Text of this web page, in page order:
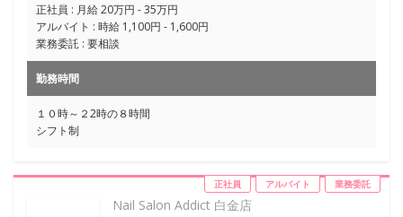
正社員 : 月給 20万円 - 35万円
アルバイト : 時給 1,100円 - 1,600円
業務委託 : 要相談
勤務時間
１０時～２2時の８時間
シフト制
正社員 アルバイト 業務委託
Nail Salon Addict 白金店